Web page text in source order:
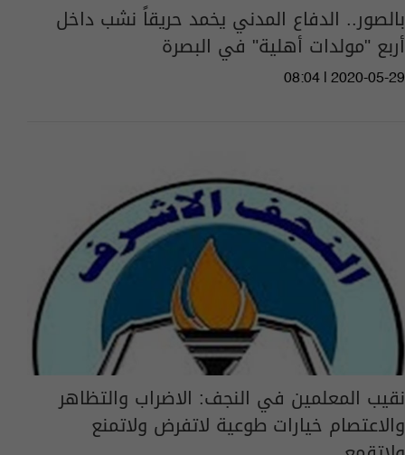
بالصور.. الدفاع المدني يخمد حريقاً نشب داخل
أربع "مولدات أهلية" في البصرة
08:04 | 2020-05-29
نقيب المعلمين في النجف: الاضراب والتظاهر
والاعتصام خيارات طوعية لاتفرض ولاتمنع